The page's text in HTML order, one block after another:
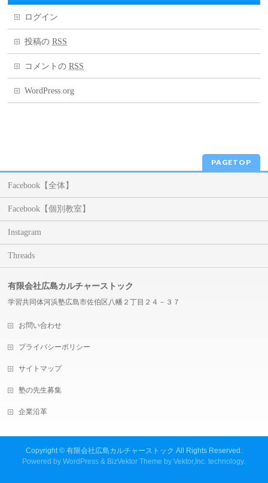
ログイン
投稿のRSS
コメントのRSS
WordPress.org
PAGETOP
Facebook【全体】
Facebook【個別教室】
Instagram
Threads
有限会社広島カルチャーストック
学習共同体河浜塾広島市佐伯区八幡２丁目２４－３７
お問い合わせ
プライバシーポリシー
サイトマップ
塾の先生募集
企業沿革
Copyright © 有限会社広島カルチャーストック All Rights Reserved.
Powered byWordPress & BizVektor Theme byVektor,Inc. technology.